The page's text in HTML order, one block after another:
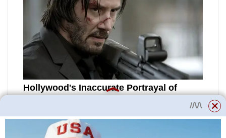
Důležité!Během čištění nesmí